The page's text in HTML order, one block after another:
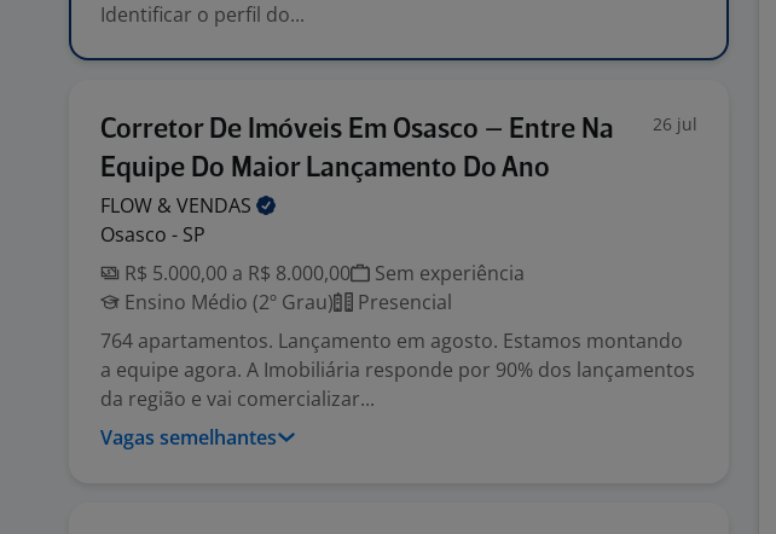
Identificar o perfil do...
Corretor De Imóveis Em Osasco – Entre Na
Equipe Do Maior Lançamento Do Ano
26 jul
FLOW & VENDAS
Osasco - SP
R$ 5.000,00 a R$ 8.000,00
Sem experiência
Ensino Médio (2º Grau)
Presencial
764 apartamentos. Lançamento em agosto. Estamos montando
a equipe agora. A Imobiliária responde por 90% dos lançamentos
da região e vai comercializar...
Vagas semelhantes